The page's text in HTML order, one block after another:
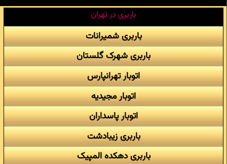
باربری در تهران
باربری شمیرانات
باربری شهرک گلستان
اتوبار تهرانپارس
اتوبار مجیدیه
اتوبار پاسداران
باربری زیبادشت
باربری دهکده المپیک